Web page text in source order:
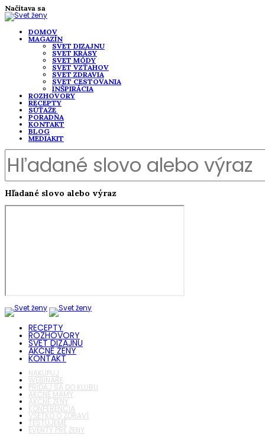
Načítava sa
DOMOV
MAGAZÍN
SVET DIZAJNU
SVET KRÁSY
SVET MÓDY
SVET VZŤAHOV
SVET ZDRAVIA
SVET CESTOVANIA
INŠPIRÁCIA
ROZHOVORY
RECEPTY
SÚŤAŽE
PORADŇA
KONTAKT
BLOG
MEDIAKIT
Hľadané slovo alebo výraz
RECEPTY
ROZHOVORY
SVET DIZAJNU
AKČNÉ ŽENY
KONTAKT
NAKUPUJ
WEBINÁRE
PRIDAJ SA DO KLUBU
AKČNÉ MAMY
AKČNÉ ŽENY
KONFERENCIA
VŠETKO O ZDRAVÍ
TESTUJEME
EVENTY PRE ŽENY